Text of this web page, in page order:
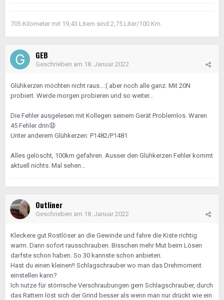
705 Kilometer mit 19,43 Litern sind 2,75 Liter/100 Km.
GEB
Geschrieben am 18. Januar 2022
Glühkerzen möchten nicht raus…:( aber noch alle ganz. Mit 20N
probiert. Werde morgen probieren und so weiter…
Die Fehler ausgelesen mit Kollegen seinem Gerät Problemlos. Waren
45 Fehler drin😧
Unter anderem Glühkerzen: P1482/P1481
Alles gelöscht, 100km gefahren. Ausser den Glühkerzen Fehler kommt
aktuell nichts. Mal sehen…
Outliner
Geschrieben am 18. Januar 2022
Kleckere gut Rostlöser an die Gewinde und fahre die Kiste richtig
warm. Dann sofort rausschrauben. Bisschen mehr Mut beim Lösen
darfste schon haben. So 30 kannste schon anbieten.
Hast du einen kleinen!! Schlagschrauber wo man das Drehmoment
einstellen kann?
Ich nutze für störrische Verschraubungen gern Schlagschrauber, durch
das Rattern löst sich der Grind besser als wenn man nur drückt wie ein